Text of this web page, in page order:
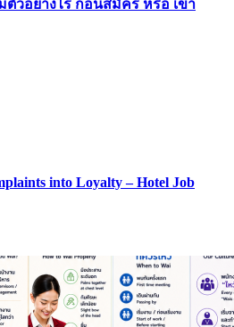
วอย่างไร ก่อนสมัคร หรือ เข้า
into Loyalty – Hotel Job